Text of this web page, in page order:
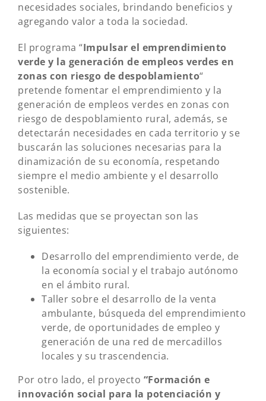
necesidades sociales, brindando beneficios y
agregando valor a toda la sociedad.
El programa “Impulsar el emprendimiento
verde y la generación de empleos verdes en
zonas con riesgo de despoblamiento“
pretende fomentar el emprendimiento y la
generación de empleos verdes en zonas con
riesgo de despoblamiento rural, además, se
detectarán necesidades en cada territorio y se
buscarán las soluciones necesarias para la
dinamización de su economía, respetando
siempre el medio ambiente y el desarrollo
sostenible.
Las medidas que se proyectan son las
siguientes:
Desarrollo del emprendimiento verde, de
la economía social y el trabajo autónomo
en el ámbito rural.
Taller sobre el desarrollo de la venta
ambulante, búsqueda del emprendimiento
verde, de oportunidades de empleo y
generación de una red de mercadillos
locales y su trascendencia.
Por otro lado, el proyecto “Formación e
innovación social para la potenciación y